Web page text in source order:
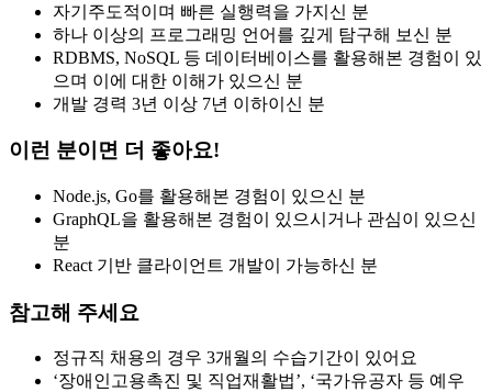
자기주도적이며 빠른 실행력을 가지신 분
하나 이상의 프로그래밍 언어를 깊게 탐구해 보신 분
RDBMS, NoSQL 등 데이터베이스를 활용해본 경험이 있
으며 이에 대한 이해가 있으신 분
개발 경력 3년 이상 7년 이하이신 분
이런 분이면 더 좋아요!
Node.js, Go를 활용해본 경험이 있으신 분
GraphQL을 활용해본 경험이 있으시거나 관심이 있으신
분
React 기반 클라이언트 개발이 가능하신 분
참고해 주세요
정규직 채용의 경우 3개월의 수습기간이 있어요
‘장애인고용촉진 및 직업재활법’, ‘국가유공자 등 예우